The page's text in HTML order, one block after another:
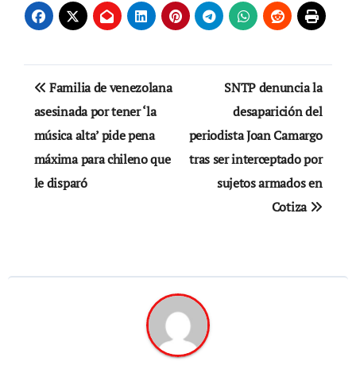
Navegación
de
entradas
Familia de venezolana
asesinada por tener ‘la
música alta’ pide pena
máxima para chileno que
le disparó
SNTP denuncia la
desaparición del
periodista Joan Camargo
tras ser interceptado por
sujetos armados en
Cotiza